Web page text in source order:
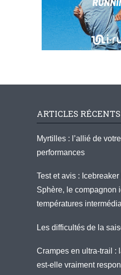
ARTICLES RÉCENTS
Myrtilles : l’allié de
performances
Test et avis :
Sphère, le compagnon
températures
Les difficultés de la
Crampes en ultra-trail :
est-elle vraiment